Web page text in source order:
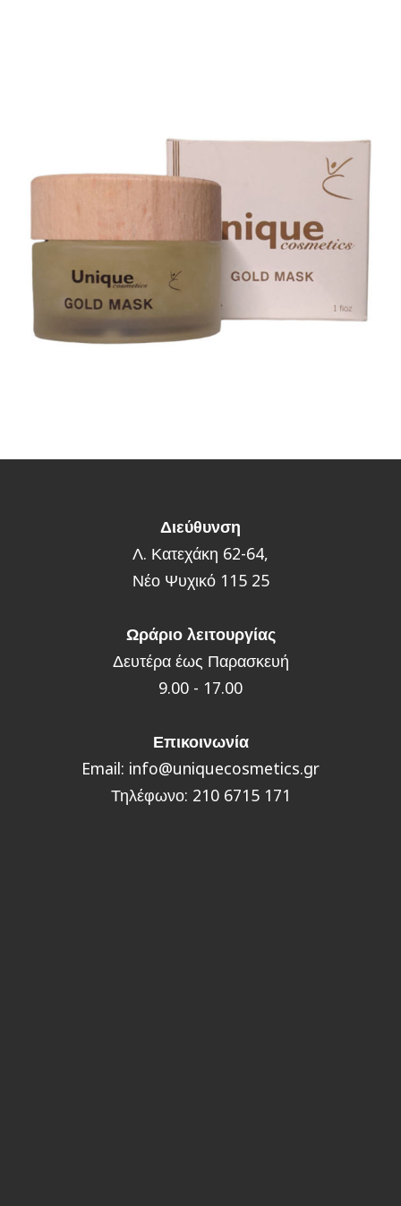
Διεύθυνση
Λ. Κατεχάκη 62-64,
Νέο Ψυχικό 115 25
Ωράριο λειτουργίας
Δευτέρα έως Παρασκευή
9.00 - 17.00
Επικοινωνία
Email: info@uniquecosmetics.gr
Τηλέφωνο: 210 6715 171